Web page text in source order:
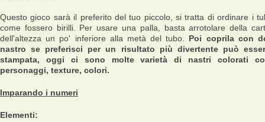
Questo gioco sarà il preferito del tuo piccolo, si tratta di ordinare i
come fossero birilli. Per usare una palla, basta arrotolare della
dell'altezza un po' inferiore alla metà del tubo.
Poi coprila con
nastro se preferisci per un risultato più divertente può
stampata, oggi ci sono molte varietà di nastri colorati
personaggi, texture, colori.
Imparando i numeri
Elementi: